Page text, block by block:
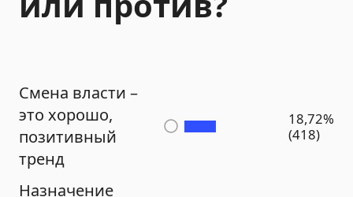
Смена власти –
это хорошо,
позитивный
тренд
18,72%
(418)
Назначение